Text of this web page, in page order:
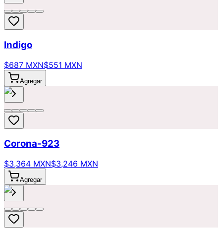
Indigo
$687 MXN$551 MXN
Agregar
Corona-923
$3,364 MXN$3,246 MXN
Agregar